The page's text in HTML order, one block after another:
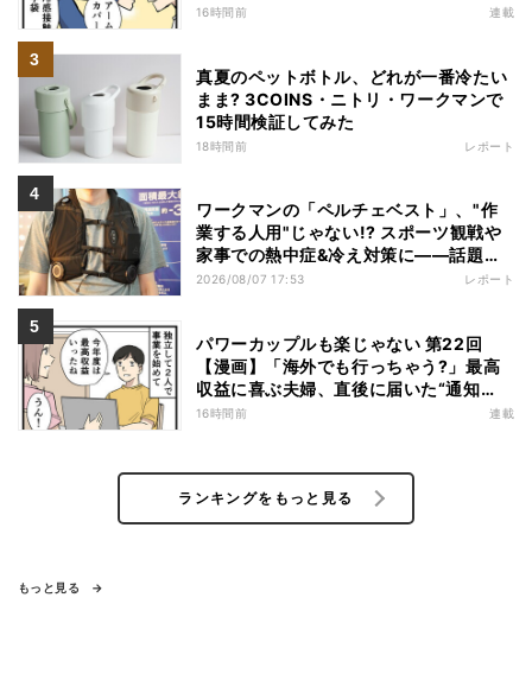
16時間前 連載
真夏のペットボトル、どれが一番冷たい
まま? 3COINS・ニトリ・ワークマンで
15時間検証してみた
18時間前 レポート
ワークマンの「ペルチェベスト」、"作
業する人用"じゃない!? スポーツ観戦や
家事での熱中症&冷え対策に――話題の
商品を徹底検証
2026/08/07 17:53 レポート
パワーカップルも楽じゃない 第22回
【漫画】「海外でも行っちゃう?」最高
収益に喜ぶ夫婦、直後に届いた“通知
書”で現実に戻された
16時間前 連載
ランキングをもっと見る
もっと見る